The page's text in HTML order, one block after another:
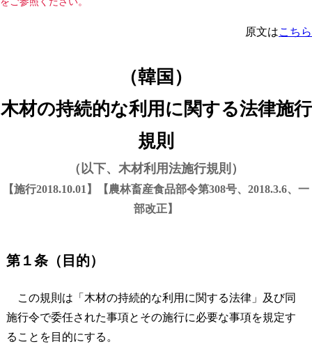
原文はこちら
（韓国）
木材の持続的な利用に関する法律施行
規則
（以下、木材利用法施行規則）
【施行2018.10.01】【農林畜産食品部令第308号、2018.3.6、一
部改正】
第１条（目的）
この規則は「木材の持続的な利用に関する法律」及び同
施行令で委任された事項とその施行に必要な事項を規定す
ることを目的にする。